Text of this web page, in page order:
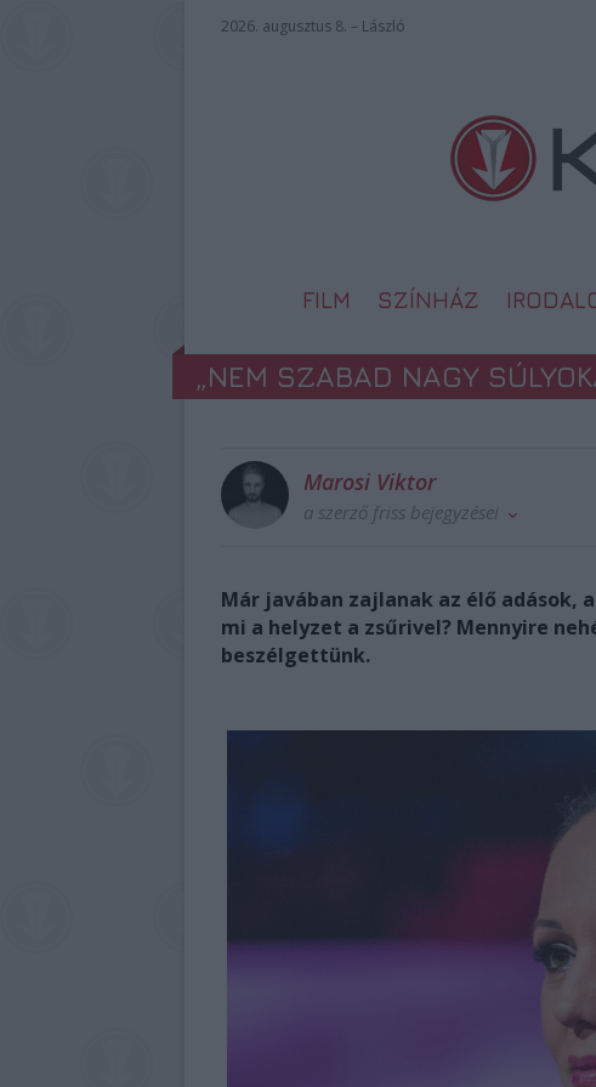
2026. augusztus 8. – László
FILM SZÍNHÁZ
„NEM SZABAD NAGY
Marosi Viktor
a szerző friss bejegyzései
Már javában zajlanak az élő adások,
mi a helyzet a zsűrivel? Mennyire
beszélgettünk.